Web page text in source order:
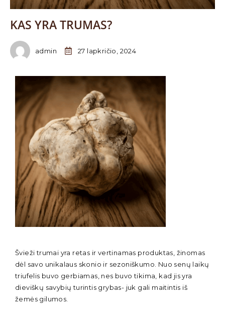
KAS YRA TRUMAS?
admin 27 lapkričio, 2024
Švieži trumai yra retas ir vertinamas produktas, žinomas
dėl savo unikalaus skonio ir sezoniškumo. Nuo senų laikų
triufelis buvo gerbiamas, nes buvo tikima, kad jis yra
dieviškų savybių turintis grybas- juk gali maitintis iš
žemės gilumos.